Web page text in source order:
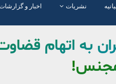
نشریات اخبار و
به اتهام